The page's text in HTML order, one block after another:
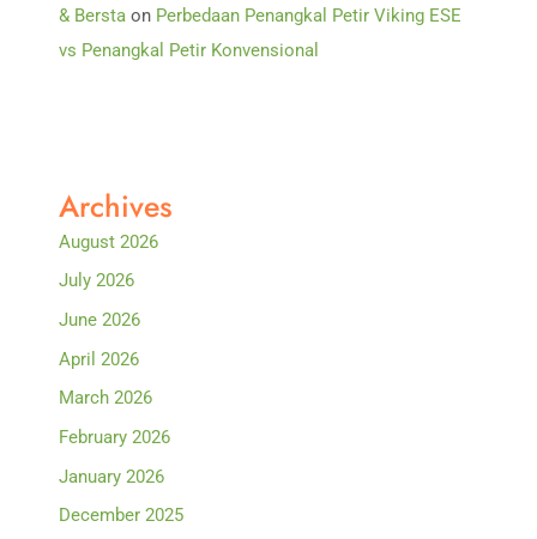
& Bersta on Perbedaan Penangkal Petir Viking ESE
vs Penangkal Petir Konvensional
Archives
August 2026
July 2026
June 2026
April 2026
March 2026
February 2026
January 2026
December 2025